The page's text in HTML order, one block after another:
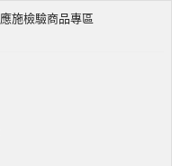
應施檢驗商品專區